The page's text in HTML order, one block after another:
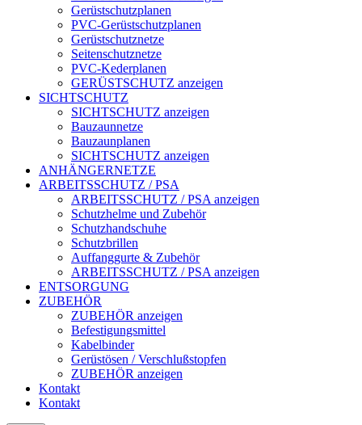
Gerüstschutzplanen
PVC-Gerüstschutzplanen
Gerüstschutznetze
Seitenschutznetze
PVC-Kederplanen
GERÜSTSCHUTZ anzeigen
SICHTSCHUTZ
SICHTSCHUTZ anzeigen
Bauzaunnetze
Bauzaunplanen
SICHTSCHUTZ anzeigen
ANHÄNGERNETZE
ARBEITSSCHUTZ / PSA
ARBEITSSCHUTZ / PSA anzeigen
Schutzhelme und Zubehör
Schutzhandschuhe
Schutzbrillen
Auffanggurte & Zubehör
ARBEITSSCHUTZ / PSA anzeigen
ENTSORGUNG
ZUBEHÖR
ZUBEHÖR anzeigen
Befestigungsmittel
Kabelbinder
Gerüstösen / Verschlußstopfen
ZUBEHÖR anzeigen
Kontakt
Kontakt